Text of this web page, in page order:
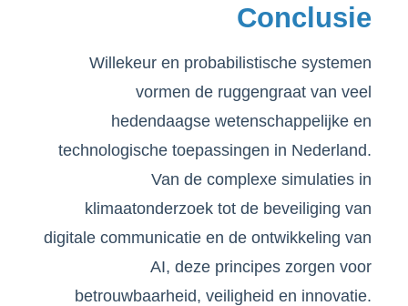
Conclusie
Willekeur en probabilistische systemen
vormen de ruggengraat van veel
hedendaagse wetenschappelijke en
technologische toepassingen in Nederland.
Van de complexe simulaties in
klimaatonderzoek tot de beveiliging van
digitale communicatie en de ontwikkeling van
AI, deze principes zorgen voor
betrouwbaarheid, veiligheid en innovatie.